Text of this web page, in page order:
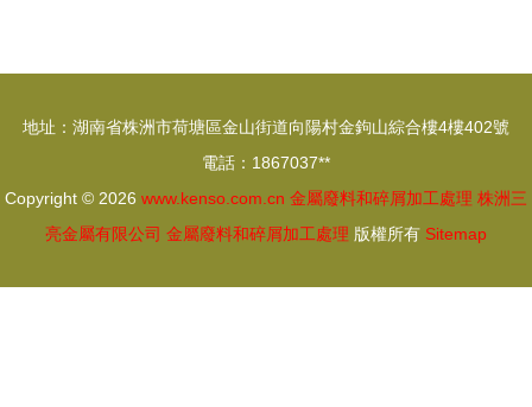
地址：湖南省株洲市荷塘區金山街道向陽村金鉤山綜合樓4樓402號
電話：1867037**
Copyright © 2026 www.kenso.com.cn 金屬廢料和碎屑加工處理 株洲三
亮金屬有限公司 金屬廢料和碎屑加工處理 版權所有 Sitemap